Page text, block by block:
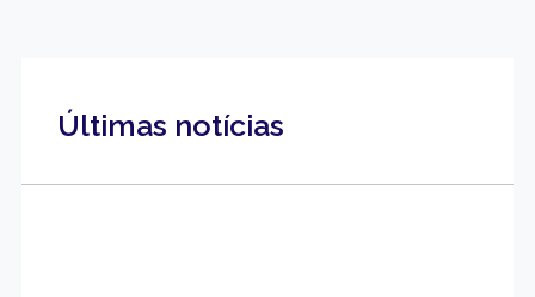
Últimas notícias